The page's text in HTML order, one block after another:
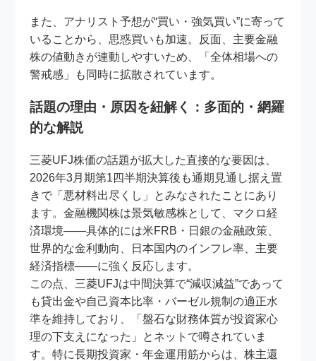
また、アナリスト予想が“買い・強気買い”に寄って
いることから、思惑買いも加速。反面、主要金融
株の値動きが連動しやすいため、「全体相場への
警戒感」も同時に拡散されています。
話題の理由・原因を紐解く：多面的・網羅
的な解説
三菱UFJ株価の話題が拡大した直接的な要因は、
2026年3月期第1四半期決算後も通期見通し据え置
きで「悪材料出尽くし」とみなされたことにあり
ます。金融機関株は景気敏感株として、マクロ経
済環境――具体的には米FRB・日銀の金融政策、
世界的な金利動向、日本国内のインフレ率、主要
経済指標――に強く反応します。
この点、三菱UFJは中間決算で“減収減益”であって
も貸出金や自己資本比率・バーゼル規制の適正水
準を維持しており、「盤石な財務体質が投資家心
理の下支えになった」とネットで噂されていま
す。特に長期投資家・年金運用筋からは、株主還